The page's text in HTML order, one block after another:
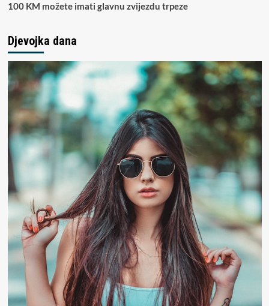
100 KM možete imati glavnu zvijezdu trpeze
Djevojka dana